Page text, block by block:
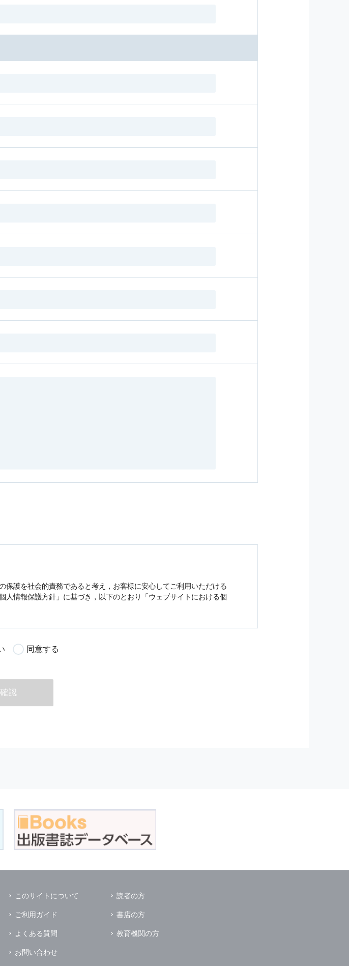
保護を社会的責務であると考え，お客様に安心してご利用いただける
人情報保護方針」に基づき，以下のとおり「ウェブサイトにおける個
個人情報
人情報利用することはありません．
セス管理，持ち出し手段の制限，不正アクセスおよび，漏洩，紛失，
万一，漏洩等個人情報に関する事故が発生した場合には，再発防止策
提供および公開することはありません．
る場合．ただし，この場合に開示する情報は必要な範囲のみに限定
同意する
確認
このサイトについて
ご利用ガイド
よくある質問
お問い合わせ
読者の方
書店の方
教育機関の方